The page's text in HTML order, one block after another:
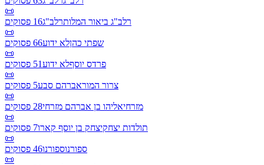
📜
רלב"ג ביאור המלותרלב"ג16 פסוקים
📜
שפתי כהןלא ידוע66 פסוקים
📜
פרדס יוסףלא ידוע51 פסוקים
📜
צרור המוראברהם סבע5 פסוקים
📜
מזרחיאליהו בן אברהם מזרחי28 פסוקים
📜
תולדות יצחקיצחק בן יוסף קארו7 פסוקים
📜
ספורנוספורנו46 פסוקים
📜